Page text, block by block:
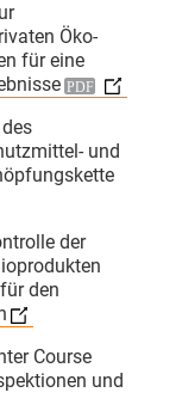
Öko-
für eine
und
der
den
Course
und